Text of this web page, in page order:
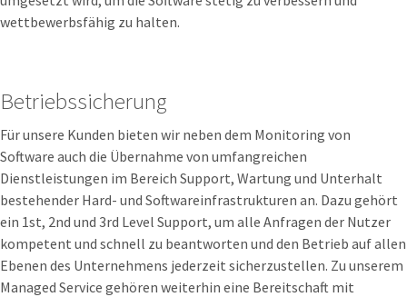
wettbewerbsfähig zu halten.
Betriebssicherung
Für unsere Kunden bieten wir neben dem Monitoring von
Software auch die Übernahme von umfangreichen
Dienstleistungen im Bereich Support, Wartung und Unterhalt
bestehender Hard- und Softwareinfrastrukturen an. Dazu gehört
ein 1st, 2nd und 3rd Level Support, um alle Anfragen der Nutzer
kompetent und schnell zu beantworten und den Betrieb auf allen
Ebenen des Unternehmens jederzeit sicherzustellen. Zu unserem
Managed Service gehören weiterhin eine Bereitschaft mit